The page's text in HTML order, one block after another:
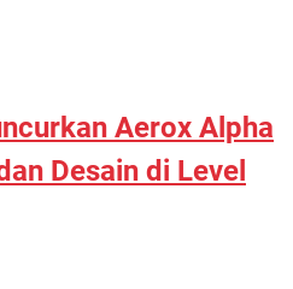
Aerox Alpha
Desain di Level